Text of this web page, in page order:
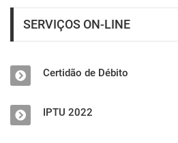
SERVIÇOS ON-LINE
Certidão de Débito
IPTU 2022